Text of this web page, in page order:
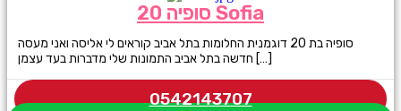
סופיה 20 Sofia
סופיה בת 20 דוגמנית החלומות בתל אביב קוראים לי אליסה ואני מעסה
חדשה בתל אביב התמונות שלי מדברות בעד עצמן […]
0542143707